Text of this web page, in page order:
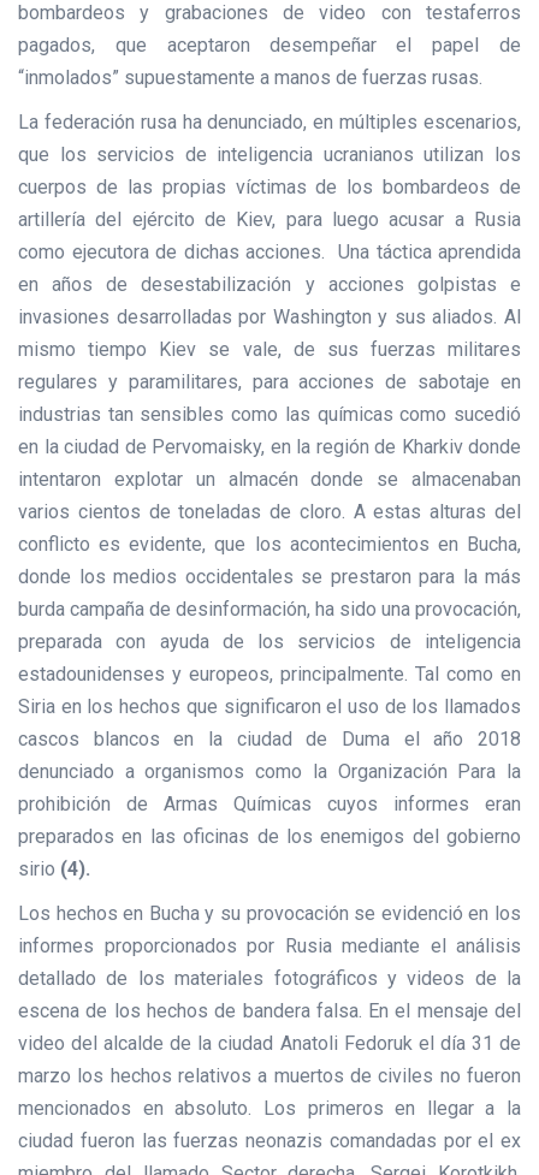
bombardeos y grabaciones de video con testaferros
pagados, que aceptaron desempeñar el papel de
“inmolados” supuestamente a manos de fuerzas rusas.
La federación rusa ha denunciado, en múltiples escenarios,
que los servicios de inteligencia ucranianos utilizan los
cuerpos de las propias víctimas de los bombardeos de
artillería del ejército de Kiev, para luego acusar a Rusia
como ejecutora de dichas acciones. Una táctica aprendida
en años de desestabilización y acciones golpistas e
invasiones desarrolladas por Washington y sus aliados. Al
mismo tiempo Kiev se vale, de sus fuerzas militares
regulares y paramilitares, para acciones de sabotaje en
industrias tan sensibles como las químicas como sucedió
en la ciudad de Pervomaisky, en la región de Kharkiv donde
intentaron explotar un almacén donde se almacenaban
varios cientos de toneladas de cloro. A estas alturas del
conflicto es evidente, que los acontecimientos en Bucha,
donde los medios occidentales se prestaron para la más
burda campaña de desinformación, ha sido una provocación,
preparada con ayuda de los servicios de inteligencia
estadounidenses y europeos, principalmente. Tal como en
Siria en los hechos que significaron el uso de los llamados
cascos blancos en la ciudad de Duma el año 2018
denunciado a organismos como la Organización Para la
prohibición de Armas Químicas cuyos informes eran
preparados en las oficinas de los enemigos del gobierno
sirio (4).
Los hechos en Bucha y su provocación se evidenció en los
informes proporcionados por Rusia mediante el análisis
detallado de los materiales fotográficos y videos de la
escena de los hechos de bandera falsa. En el mensaje del
video del alcalde de la ciudad Anatoli Fedoruk el día 31 de
marzo los hechos relativos a muertos de civiles no fueron
mencionados en absoluto. Los primeros en llegar a la
ciudad fueron las fuerzas neonazis comandadas por el ex